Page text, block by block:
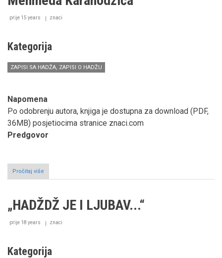
prije 15 years znaci
Kategorija
ZAPISI SA HADŽA, ZAPISI O HADŽU
Napomena
Po odobrenju autora, knjiga je dostupna za download (PDF,
36MB) posjetiocima stranice znaci.com
Predgovor
Pročitaj više
Knjiga
Munevvera",
Mehmeda
„HADŽDŽ JE I LJUBAV...“
prije 18 years znaci
Kategorija